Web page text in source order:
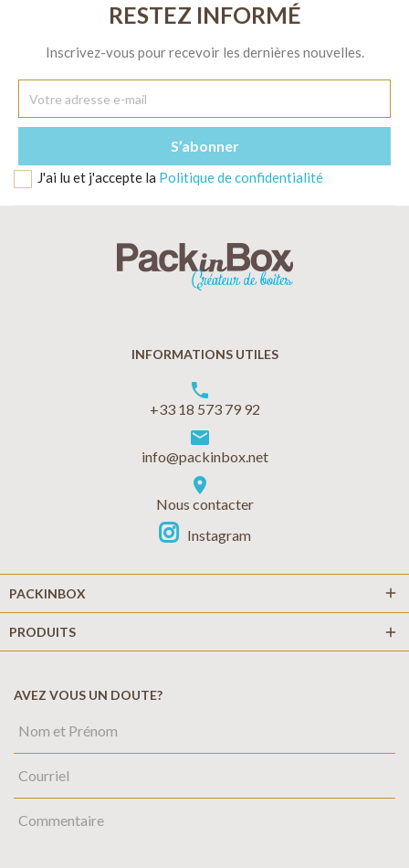
RESTEZ INFORMÉ
Inscrivez-vous pour recevoir les dernières nouvelles.
J'ai lu et j'accepte la Politique de confidentialité
INFORMATIONS UTILES
phone
+33 18 573 79 92
markunread
info@packinbox.net
location_on
Nous contacter
Instagram
PACKINBOX add
PRODUITS add
AVEZ VOUS UN DOUTE?